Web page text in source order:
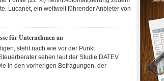
Lucanet, ein weltweit führender Anbieter von
für Unternehmen an
steht nach wie vor der Punkt
sehen laut der Studie DATEV
in den vorherigen Befragungen, der